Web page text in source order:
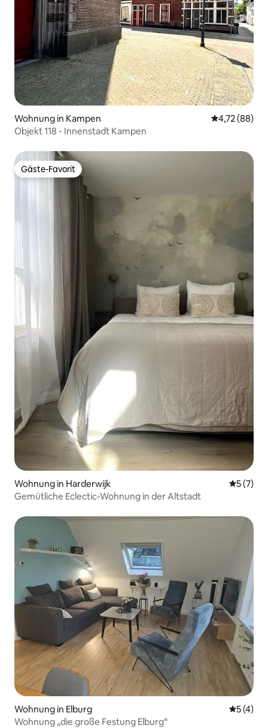
Wohnung in Kampen
4,72 (88)
Objekt 118 - Innenstadt Kampen
Gäste-Favorit
Gäste-Favorit
Wohnung in Harderwijk
5 (7)
Gemütliche Eclectic-Wohnung in der Altstadt
Wohnung in Elburg
5 (4)
Wohnung „die große Festung Elburg“